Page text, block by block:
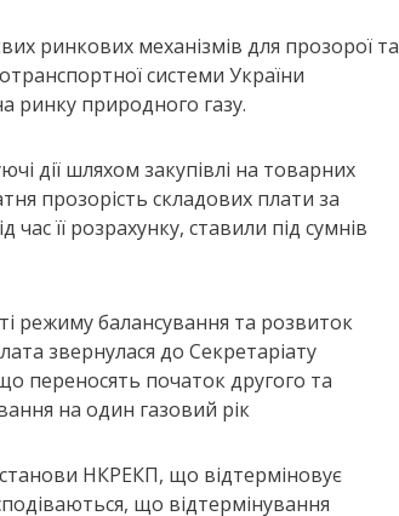
ринкових механізмів для прозорої та
системи України
ринку природного газу.
дії шляхом закупівлі на товарних
прозорість складових плати за
її розрахунку, ставили під сумнів
режиму балансування та розвиток
звернулася до Секретаріату
переносять початок другого та
на один газовий рік
НКРЕКП, що відтерміновує
що відтермінування